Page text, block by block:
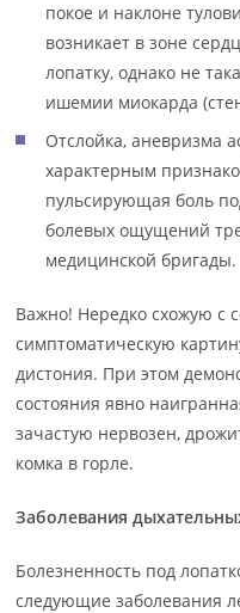
покое и наклоне
возникает в зоне
лопатку, однако не
ишемии миокарда
Отслойка, аневризма
характерным
пульсирующая боль
болевых ощущений
медицинской бригады.
Важно! Нередко схожую с
симптоматическую
дистония. При этом
состояния явно
зачастую нервозен,
комка в горле.
Заболевания
Болезненность под
следующие заболевания